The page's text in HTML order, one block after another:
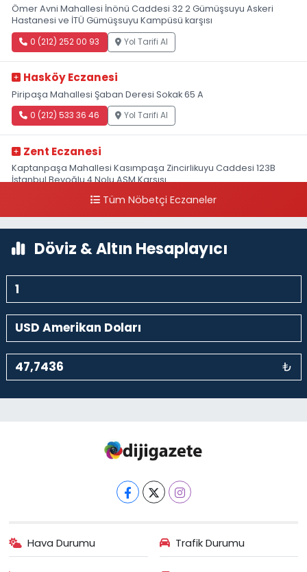
Ömer Avni Mahallesi İnönü Caddesi 32 2 Gümüşsuyu Askeri
Hastanesi ve İTÜ Gümüşsuyu Kampüsü karşısı
0 (212) 252 00 93 Yol Tarifi Al
Hasköy Eczanesi
Piripaşa Mahallesi Şaban Deresi Sokak 65 A
0 (212) 533 36 46 Yol Tarifi Al
Zent Eczanesi
Kaptanpaşa Mahallesi Kasımpaşa Zincirlikuyu Caddesi 123B
İstanbul Beyoğlu 4 Nolu ASM Karşısı
0 (212) 297 96 92 Yol Tarifi Al
Tüm Nöbetçi Eczaneler
Döviz & Altın Hesaplayıcı
₺
Hava Durumu Trafik Durumu